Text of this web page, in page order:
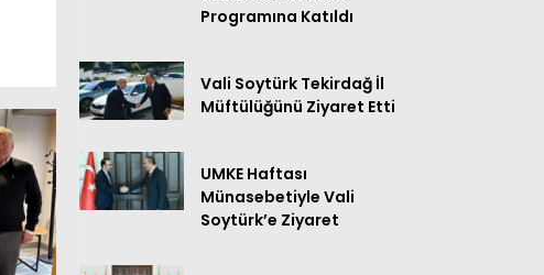
Programına Katıldı
Vali Soytürk Tekirdağ İl
Müftülüğünü Ziyaret Etti
UMKE Haftası
Münasebetiyle Vali
Soytürk’e Ziyaret